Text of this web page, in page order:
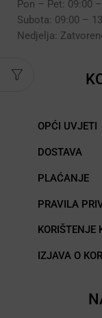
Pon – Pet: 09:00
Subota: 09:00 –
Nedjelja:
OPĆI UVJETI
DOSTAVA
PLAĆANJE
PRAVILA
KORIŠTENJE
IZJAVA O